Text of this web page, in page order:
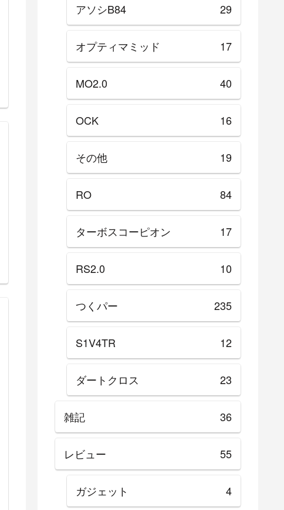
アソシB84 29
オプティマミッド 17
MO2.0 40
OCK 16
その他 19
RO 84
ターボスコーピオン 17
RS2.0 10
つくパー 235
S1V4TR 12
ダートクロス 23
雑記 36
レビュー 55
ガジェット 4